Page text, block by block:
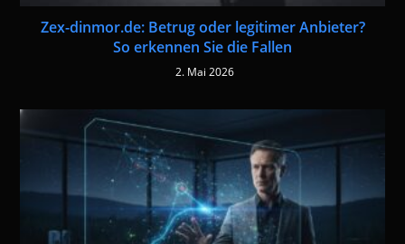
Zex-dinmor.de: Betrug oder legitimer Anbieter?
So erkennen Sie die Fallen
2. Mai 2026